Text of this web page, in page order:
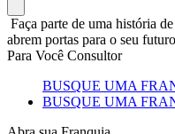
Faça parte de uma história
abrem portas para o seu
Para Você Consultor
BUSQUE UMA
BUSQUE UMA